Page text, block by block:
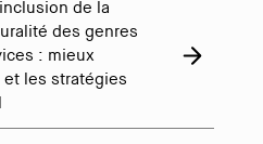
de la
des genres
: mieux
les stratégies